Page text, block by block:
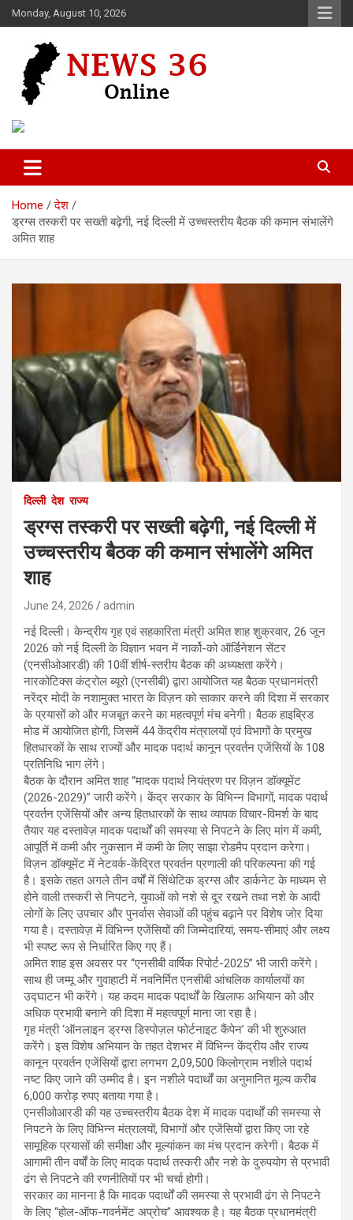
Skip
to
Monday, August 10, 2026
News 36
Home
देश
ड्रग्स तस्करी पर सख्ती बढ़ेगी, नई दिल्ली में उच्चस्तरीय बैठक की कमान संभालेंगे
अमित शाह
दिल्ली देश राज्य
ड्रग्स तस्करी पर सख्ती बढ़ेगी, नई दिल्ली में
उच्चस्तरीय बैठक की कमान संभालेंगे अमित
शाह
June 24, 2026 admin
नई दिल्ली। केन्द्रीय गृह एवं सहकारिता मंत्री अमित शाह शुक्रवार, 26 जून
2026 को नई दिल्ली के विज्ञान भवन में नार्को-को ऑर्डिनेशन सेंटर
(एनसीओआरडी) की 10वीं शीर्ष-स्तरीय बैठक की अध्यक्षता करेंगे।
नारकोटिक्स कंट्रोल ब्यूरो (एनसीबी) द्वारा आयोजित यह बैठक प्रधानमंत्री
नरेंद्र मोदी के नशामुक्त भारत के विज़न को साकार करने की दिशा में सरकार
के प्रयासों को और मजबूत करने का महत्वपूर्ण मंच बनेगी। बैठक हाइब्रिड
मोड में आयोजित होगी, जिसमें 44 केंद्रीय मंत्रालयों एवं विभागों के प्रमुख
हितधारकों के साथ राज्यों और मादक पदार्थ कानून प्रवर्तन एजेंसियों के 108
प्रतिनिधि भाग लेंगे।
बैठक के दौरान अमित शाह “मादक पदार्थ नियंत्रण पर विज़न डॉक्यूमेंट
(2026-2029)” जारी करेंगे। केंद्र सरकार के विभिन्न विभागों, मादक पदार्थ
प्रवर्तन एजेंसियों और अन्य हितधारकों के साथ व्यापक विचार-विमर्श के बाद
तैयार यह दस्तावेज़ मादक पदार्थों की समस्या से निपटने के लिए मांग में कमी,
आपूर्ति में कमी और नुकसान में कमी के लिए साझा रोडमैप प्रदान करेगा।
विज़न डॉक्यूमेंट में नेटवर्क-केंद्रित प्रवर्तन प्रणाली की परिकल्पना की गई
है। इसके तहत अगले तीन वर्षों में सिंथेटिक ड्रग्स और डार्कनेट के माध्यम से
होने वाली तस्करी से निपटने, युवाओं को नशे से दूर रखने तथा नशे के आदी
लोगों के लिए उपचार और पुनर्वास सेवाओं की पहुंच बढ़ाने पर विशेष जोर दिया
गया है। दस्तावेज़ में विभिन्न एजेंसियों की जिम्मेदारियां, समय-सीमाएं और लक्ष्य
भी स्पष्ट रूप से निर्धारित किए गए हैं।
अमित शाह इस अवसर पर “एनसीबी वार्षिक रिपोर्ट-2025” भी जारी करेंगे।
साथ ही जम्मू और गुवाहाटी में नवनिर्मित एनसीबी आंचलिक कार्यालयों का
उद्घाटन भी करेंगे। यह कदम मादक पदार्थों के खिलाफ अभियान को और
अधिक प्रभावी बनाने की दिशा में महत्वपूर्ण माना जा रहा है।
गृह मंत्री ‘ऑनलाइन ड्रग्स डिस्पोज़ल फोर्टनाइट कैंपेन’ की भी शुरुआत
करेंगे। इस विशेष अभियान के तहत देशभर में विभिन्न केंद्रीय और राज्य
कानून प्रवर्तन एजेंसियों द्वारा लगभग 2,09,500 किलोग्राम नशीले पदार्थ
नष्ट किए जाने की उम्मीद है। इन नशीले पदार्थों का अनुमानित मूल्य करीब
6,000 करोड़ रुपए बताया गया है।
एनसीओआरडी की यह उच्चस्तरीय बैठक देश में मादक पदार्थों की समस्या से
निपटने के लिए विभिन्न मंत्रालयों, विभागों और एजेंसियों द्वारा किए जा रहे
सामूहिक प्रयासों की समीक्षा और मूल्यांकन का मंच प्रदान करेगी। बैठक में
आगामी तीन वर्षों के लिए मादक पदार्थ तस्करी और नशे के दुरुपयोग से प्रभावी
ढंग से निपटने की रणनीतियों पर भी चर्चा होगी।
सरकार का मानना है कि मादक पदार्थों की समस्या से प्रभावी ढंग से निपटने
के लिए “होल-ऑफ-गवर्नमेंट अप्रोच” आवश्यक है। यह बैठक प्रधानमंत्री